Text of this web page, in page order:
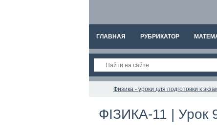
ГЛАВНАЯ РУБРИКАТОР
Физика - уроки для подготовки к
ФІЗИКА-11 | Урок